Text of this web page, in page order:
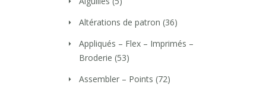
Altérations de patron (36)
Appliqués – Flex – Imprimés –
Broderie (53)
Assembler – Points (72)